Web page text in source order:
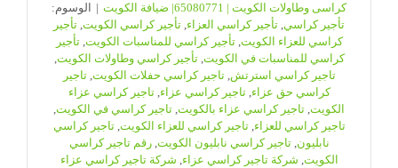
كراسى وطاولات الكويت | 65080771| ضيافة الكويت
|
الوسوم:
تأجير كراسي, تأجير كراسي العزاء, تأجير كراسي الكويت, تأجير
كراسي للعزاء الكويت,تأجير كراسي للمناسبات الكويت,تأجير
كراسي للمناسبات في الكويت,تأجير كراسي وطاولات الكويت,
تاجير كراسي استرتش,تاجير كراسي حفلات الكويت,تاجير
كراسي حق عزاء,تاجير كراسي عزاء,تاجير كراسي عزاء
الكويت, تاجير كراسي عزاء بالكويت, تاجير كراسي في الكويت,
تاجير كراسي للعزاء,تاجير كراسي للعزاء الكويت,تاجير كراسي
نابليون,تاجير كراسي نابليون الكويت,رقم تاجير كراسي
الكويت, شركة تاجير كراسي عزاء, شركة تاجير كراسي عزاء